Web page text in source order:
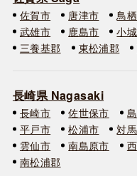
佐賀市 唐津市 鳥
武雄市
鹿島市 小
三養基郡
東松浦郡
長崎県 Nagasaki
長崎市 佐世保市
平戸市
松浦市 対
雲仙市
南島原市
南松浦郡